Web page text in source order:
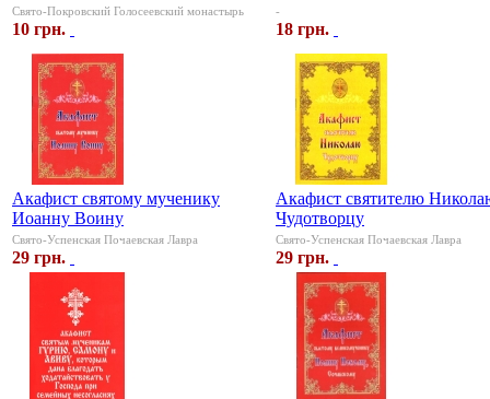
Свято-Покровский Голосеевский монастырь
10 грн.
-
18 грн.
Акафист святому мученику
Иоанну Воину
Свято-Успенская Почаевская Лавра
29 грн.
Акафист святителю
Чудотворцу
Свято-Успенская Почаевская Лавра
29 грн.